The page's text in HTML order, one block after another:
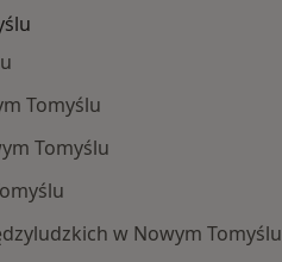
Tomyślu
Tomyślu
w Nowym Tomyślu